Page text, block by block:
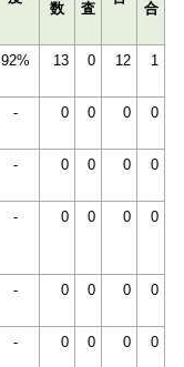
数
査
合
92% 13 0 12 1
- 0 0 0 0
- 0 0 0 0
- 0 0 0 0
- 0 0 0 0
- 0 0 0 0